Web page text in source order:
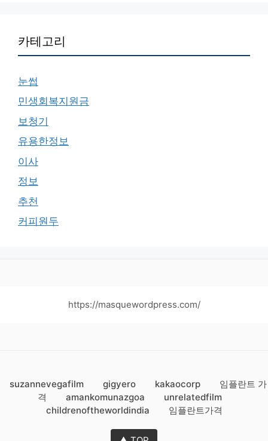
카테고리
눈썹
민생회복지원금
보청기
유용한정보
이사
정보
추천
커피원두
https://masquewordpress.com/
suzannevegafilm gigyero kakaocorp
임플란트 가
격
amankomunazgoa
unrelatedfilm
childrenoftheworldindia
임플란트가격